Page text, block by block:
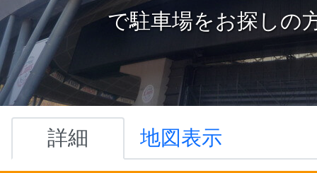
で駐車場をお探しの
詳細 地図表示